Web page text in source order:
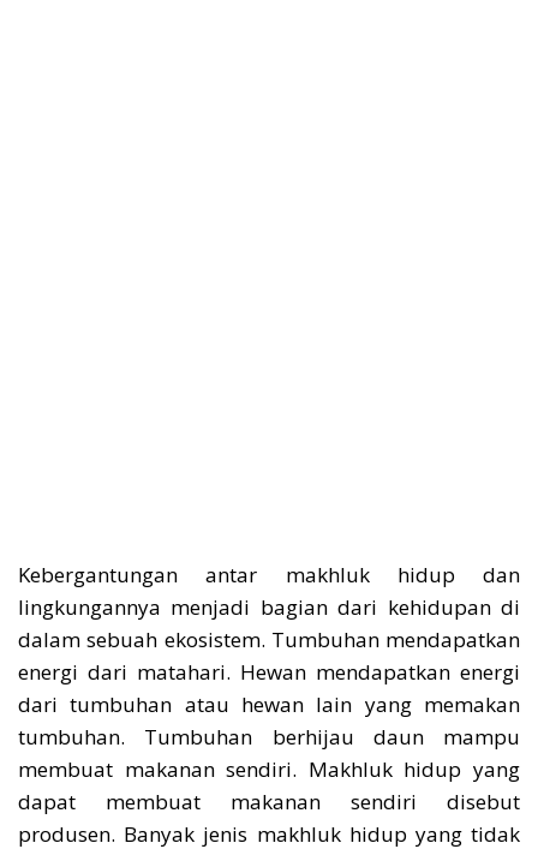
Kebergantungan antar makhluk hidup dan
lingkungannya menjadi bagian dari kehidupan di
dalam sebuah ekosistem. Tumbuhan mendapatkan
energi dari matahari. Hewan mendapatkan energi
dari tumbuhan atau hewan lain yang memakan
tumbuhan. Tumbuhan berhijau daun mampu
membuat makanan sendiri. Makhluk hidup yang
dapat membuat makanan sendiri disebut
produsen. Banyak jenis makhluk hidup yang tidak